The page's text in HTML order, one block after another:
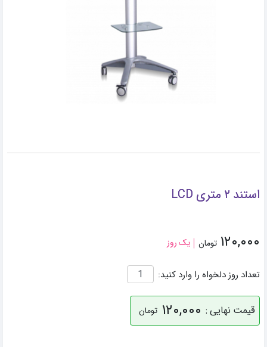
استند ۲ متری LCD
۱۲۰,۰۰۰ تومان یک روز
تعداد روز دلخواه را وارد کنید:
قیمت نهایی : ۱۲۰,۰۰۰ تومان